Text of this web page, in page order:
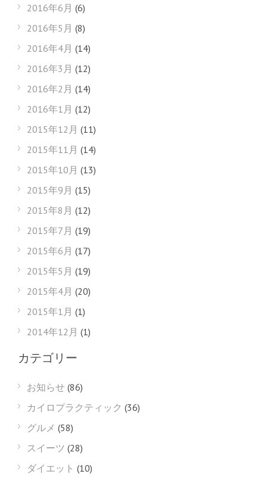
2016年6月 (6)
2016年5月 (8)
2016年4月 (14)
2016年3月 (12)
2016年2月 (14)
2016年1月 (12)
2015年12月 (11)
2015年11月 (14)
2015年10月 (13)
2015年9月 (15)
2015年8月 (12)
2015年7月 (19)
2015年6月 (17)
2015年5月 (19)
2015年4月 (20)
2015年1月 (1)
2014年12月 (1)
カテゴリー
お知らせ (86)
カイロプラクティック (36)
グルメ (58)
スイーツ (28)
ダイエット (10)